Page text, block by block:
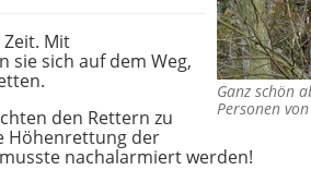
Ganz schön
Personen
Mit
sie sich auf dem Weg,
den Rettern zu
Höhenrettung der
nachalarmiert werden!